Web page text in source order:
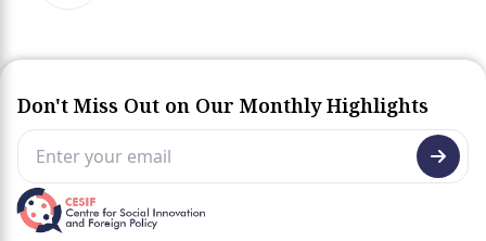
Don't Miss Out on Our Monthly Highlights